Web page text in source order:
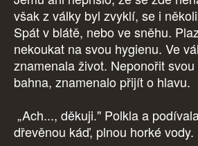
však z války byl zvyklí, se i
Spát v blátě, nebo ve sněhu.
nekoukat na svou hygienu. Ve
znamenala život. Neponořit
bahna, znamenalo přijít o hlavu.
„Ach..., děkuji." Polkla a
dřevěnou káď, plnou horké vody.